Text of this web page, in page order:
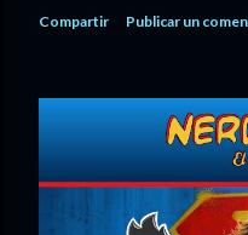
Compartir Publicar un